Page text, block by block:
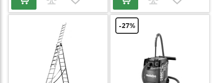
-27%